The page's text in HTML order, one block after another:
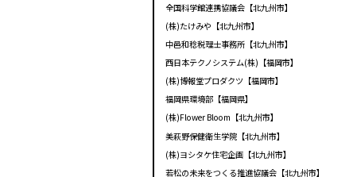
全国科学館連携協議会【北九州市】
(株)たけみや【北九州市】
中邑和稔税理士事務所【北九州市】
西日本テクノシステム(株)【福岡市】
(株)博報堂プロダクツ【福岡市】
福岡県環境部【福岡県】
(株)Flower Bloom【北九州市】
美萩野保健衛生学院【北九州市】
(株)ヨシタケ住宅企画【北九州市】
若松の未来をつくる推進協議会【北九州市】